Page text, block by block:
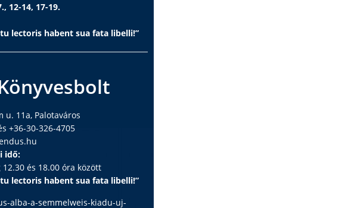
12-14, 17-19.
lectoris habent sua fata libelli!”
u. 11a, Palotaváros
+36-30-326-4705
idő:
és 18.00 óra között
lectoris habent sua fata libelli!”
alba-a-semmelweis-kiadu-uj-